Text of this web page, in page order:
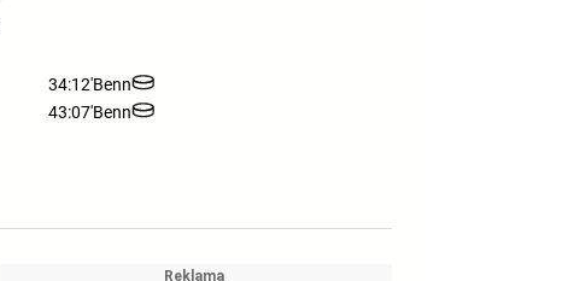
34:12'Benn
43:07'Benn